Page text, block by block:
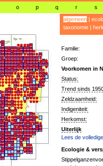
o p q r s
algemeen|
taxonomie|
Familie:
Groep:
Voorkomen in
Status:
Trend sinds
Zeldzaamheid:
Indigeniteit:
Herkomst:
Uiterlijk
Lees de
Ecologie &